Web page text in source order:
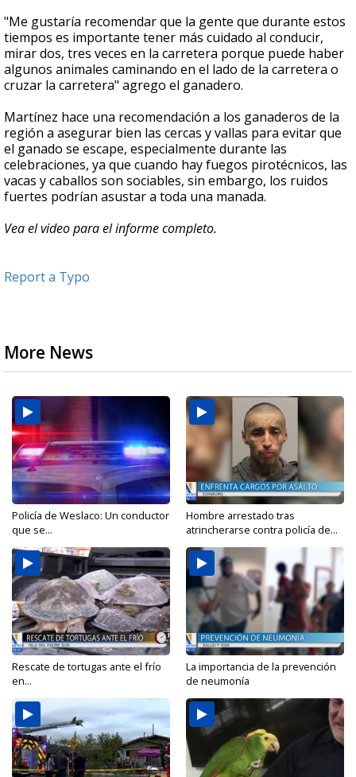
"Me gustaría recomendar que la gente que durante estos
tiempos es importante tener más cuidado al conducir,
mirar dos, tres veces en la carretera porque puede haber
algunos animales caminando en el lado de la carretera o
cruzar la carretera" agrego el ganadero.
Martínez hace una recomendación a los ganaderos de la
región a asegurar bien las cercas y vallas para evitar que
el ganado se escape, especialmente durante las
celebraciones, ya que cuando hay fuegos pirotécnicos, las
vacas y caballos son sociables, sin embargo, los ruidos
fuertes podrían asustar a toda una manada.
Vea el video para el informe completo.
Report a Typo
More News
Policía de Weslaco: Un conductor
que se...
Hombre arrestado tras
atrincherarse contra policía de...
Rescate de tortugas ante el frío
en...
La importancia de la prevención
de neumonía